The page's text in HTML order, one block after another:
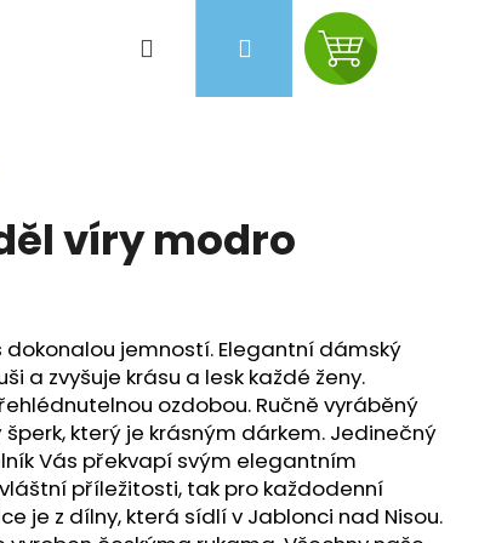
PřihlášeníNákupní
víry modro
jemností. Elegantní dámský
a zvyšuje krásu a lesk každé ženy.
ozdobou. Ručně vyráběný
který je krásným dárkem. Jedinečný
Vás překvapí svým elegantním
příležitosti, tak pro každodenní
je z dílny, která sídlí v Jablonci nad Nisou.
Následující